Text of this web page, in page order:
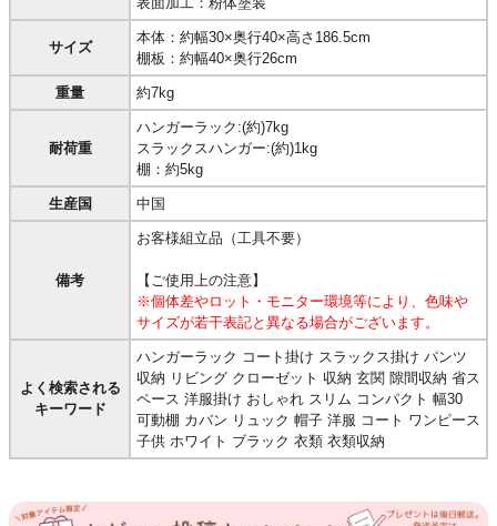
サイズ
本体：約幅30×奥行40×高さ186.5cm
棚板：約幅40×奥行26cm
重量 約7kg
耐荷重
ハンガーラック:(約)7kg
スラックスハンガー:(約)1kg
棚：約5kg
生産国 中国
備考
お客様組立品（工具不要）
【ご使用上の注意】
※個体差やロット・モニター環境等により、色味や
サイズが若干表記と異なる場合がございます。
よく検索される
キーワード
ハンガーラック コート掛け スラックス掛け パンツ
収納 リビング クローゼット 収納 玄関 隙間収納 省ス
ペース 洋服掛け おしゃれ スリム コンパクト 幅30
可動棚 カバン リュック 帽子 洋服 コート ワンピース
子供 ホワイト ブラック 衣類 衣類収納